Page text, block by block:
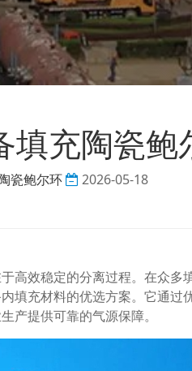
填充陶瓷鲍
瓷鲍尔环 2026-05-18
高效稳定的分离过程。在众多
填充材料的优选方案。它通过
产提供可靠的气源保障。